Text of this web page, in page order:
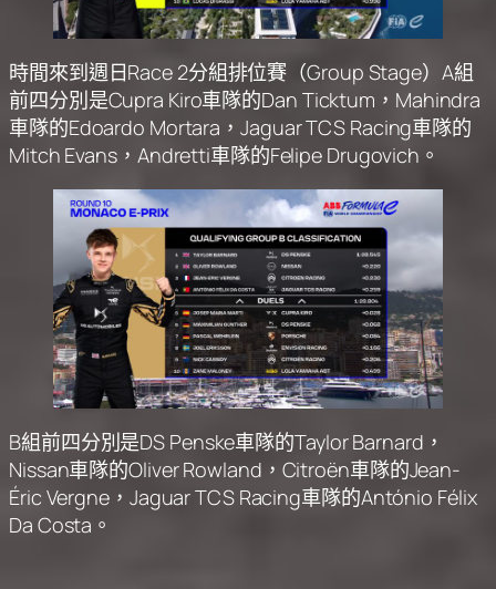
時間來到週日Race 2分組排位賽（Group Stage）A組
前四分別是Cupra Kiro車隊的Dan Ticktum，Mahindra
車隊的Edoardo Mortara，Jaguar TCS Racing車隊的
Mitch Evans，Andretti車隊的Felipe Drugovich。
B組前四分別是DS Penske車隊的Taylor Barnard，
Nissan車隊的Oliver Rowland，Citroën車隊的Jean-
Éric Vergne，Jaguar TCS Racing車隊的António Félix
Da Costa。